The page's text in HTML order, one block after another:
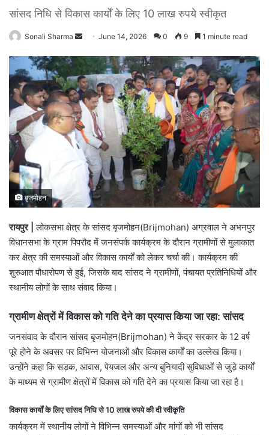
सांसद निधि से विकास कार्यों के लिए 10 लाख रुपये स्वीकृत
Sonali Sharma
n
d
a
n
e
m
a
June 14, 2026 0 9 1 minute read
बृजमोहन
रायपुर | लोकसभा क्षेत्र के सांसद बृजमोहन(Brijmohan) अग्रवाल ने अभनपुर
विधानसभा के ग्राम पिपरौद में जनसंपर्क कार्यक्रम के दौरान ग्रामीणों से मुलाकात
कर क्षेत्र की समस्याओं और विकास कार्यों को लेकर चर्चा की। कार्यक्रम की
शुरुआत पौधारोपण से हुई, जिसके बाद सांसद ने ग्रामीणों, पंचायत प्रतिनिधियों और
स्थानीय लोगों के साथ संवाद किया।
ग्रामीण क्षेत्रों में विकास को गति देने का प्रयास किया जा रहा: सांसद
जनसंवाद के दौरान सांसद बृजमोहन(Brijmohan) ने केंद्र सरकार के 12 वर्ष
पूरे होने के अवसर पर विभिन्न योजनाओं और विकास कार्यों का उल्लेख किया।
उन्होंने कहा कि सड़क, आवास, पेयजल और अन्य बुनियादी सुविधाओं से जुड़े कार्यों
के माध्यम से ग्रामीण क्षेत्रों में विकास को गति देने का प्रयास किया जा रहा है।
विकास कार्यों के लिए सांसद निधि से 10 लाख रुपये की दी स्वीकृति
कार्यक्रम में स्थानीय लोगों ने विभिन्न समस्याओं और मांगों को भी सांसद